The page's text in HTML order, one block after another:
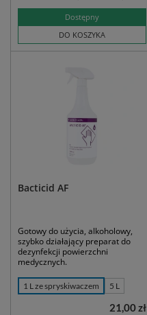
Dostępny
DO KOSZYKA
Bacticid AF
Gotowy do użycia, alkoholowy,
szybko działający preparat do
dezynfekcji powierzchni
medycznych.
1 L ze spryskiwaczem 5 L
21,00 zł